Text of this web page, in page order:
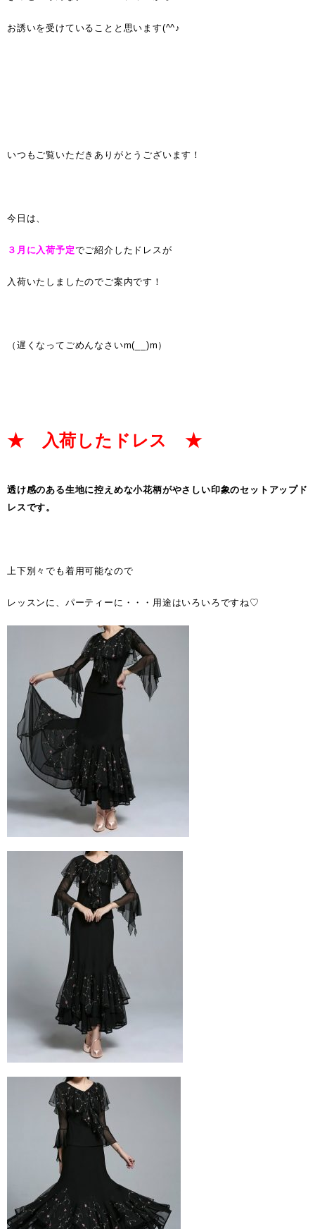
お誘いを受けていることと思います(^^♪
いつもご覧いただきありがとうございます！
今日は、
３月に入荷予定でご紹介したドレスが
入荷いたしましたのでご案内です！
（遅くなってごめんなさいm(__)m）
★ 入荷したドレス ★
透け感のある生地に控えめな小花柄がやさしい印象のセットアップド
レスです。
上下別々でも着用可能なので
レッスンに、パーティーに・・・用途はいろいろですね♡